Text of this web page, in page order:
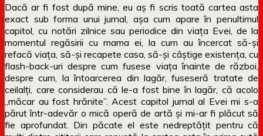
Dacă ar fi fost după mine, eu aș fi scris toată cartea asta
exact sub forma unui jurnal, așa cum apare în penultimul
capitol, cu notări zilnice sau periodice din viața Evei, de la
momentul regăsirii cu mama ei, la cum au încercat să-și
refacă viața, să-și recapete casa, să-și câștige existența, cu
flash-back-uri despre cum fusese viața înainte de război,
despre cum, la întoarcerea din lagăr, fuseseră tratate de
ceilalți, care considerau că le-a fost bine în lagăr, că acolo
„măcar au fost hrănite”. Acest capitol jurnal al Evei mi s-a
părut într-adevăr o mică operă de artă și mi-ar fi plăcut să
fie aprofundat. Din păcate el este nedreptățit pentru că